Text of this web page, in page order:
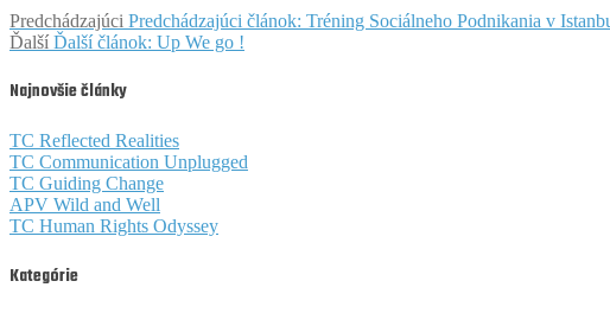
Predchádzajúci Predchádzajúci článok: Tréning Sociálneho Podnikania v
Ďalší Ďalší článok: Up We go !
Najnovšie články
TC Reflected Realities
TC Communication Unplugged
TC Guiding Change
APV Wild and Well
TC Human Rights Odyssey
Kategórie